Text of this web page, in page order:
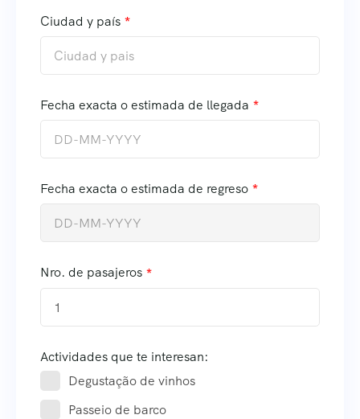
Ciudad y país
Fecha exacta o estimada de llegada
Fecha exacta o estimada de regreso
Nro. de pasajeros
1
Actividades que te interesan:
Degustação de vinhos
Passeio de barco